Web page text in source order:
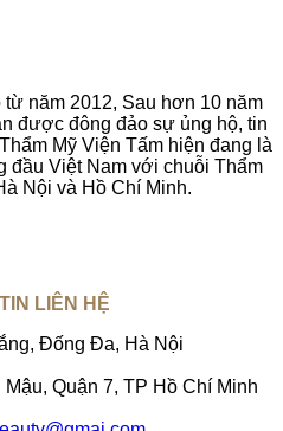
năm 2012, Sau hơn 10 năm
được đông đảo sự ủng hộ, tin
Mỹ Viện Tấm hiện đang là
đầu Việt Nam với chuỗi Thẩm
Nội và Hồ Chí Minh.
LIÊN HỆ
Đống Đa, Hà Nội
Mậu, Quận 7, TP Hồ Chí Minh